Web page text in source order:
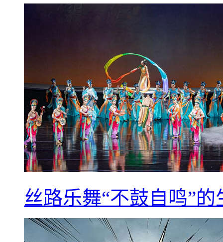
丝路乐舞“不鼓自鸣”